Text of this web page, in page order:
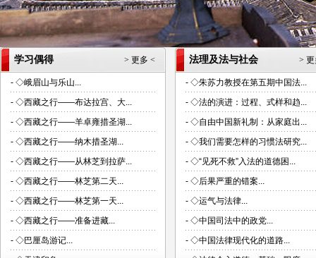
> 更多 <
学习偶得
- ◇峨眉山与乐山...
- ◇西藏之行——布达拉宫、大...
- ◇西藏之行——羊卓雍措圣湖...
- ◇西藏之行——纳木措圣湖...
- ◇西藏之行——从林芝到拉萨...
- ◇西藏之行——林芝第二天...
- ◇西藏之行——林芝第一天...
- ◇西藏之行——准备进藏...
- ◇巴厘岛游记...
>
法理及法与社会
- ◇朱苏力教授在第五期中国法...
- ◇法的演进：过程、式样和趋...
- ◇自由中国新礼制：从家庭出...
- ◇我们需要怎样的习惯法研究...
- ◇“见死不救”入法的道德困...
- ◇后果严重的错案...
- ◇运气与法律...
- ◇中国司法中的政党...
- ◇中国法律现代化的道路...